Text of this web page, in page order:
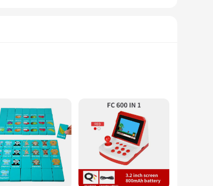
this inflatable toy is crafted from high-quality PVC
making it an excellent addition to any